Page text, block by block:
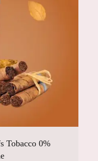
Tobacco 0%